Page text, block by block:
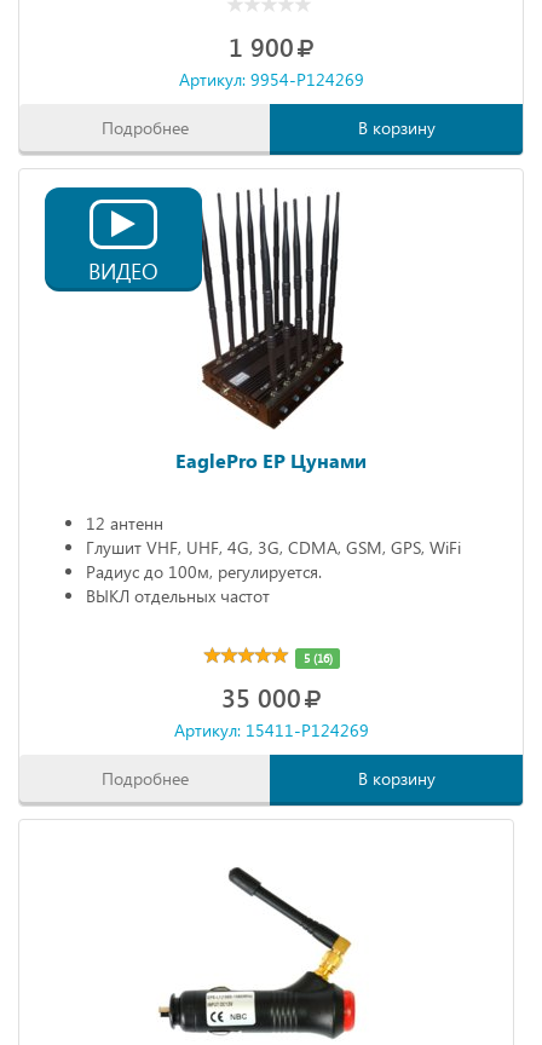
1 900
Артикул: 9954-P124269
Подробнее В корзину
ВИДЕО
EaglePro EP Цунами
12 антенн
Глушит VHF, UHF, 4G, 3G, CDMA, GSM, GPS, WiFi
Радиус до 100м, регулируется.
ВЫКЛ отдельных частот
5 (16)
35 000
Артикул: 15411-P124269
Подробнее В корзину